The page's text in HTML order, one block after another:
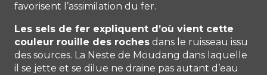
favorisent l’assimilation du fer.
Les sels de fer expliquent d’où vient cette
couleur rouille des roches dans le ruisseau issu
des sources. La Neste de Moudang dans laquelle
il se jette et se dilue ne draine pas autant d’eau